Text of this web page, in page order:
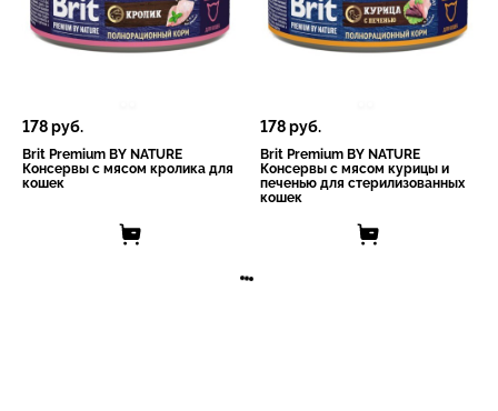
178руб.
Brit Premium BY NATURE
Консервы с мясом кролика для
кошек
178руб.
Brit Premium BY NATURE
Консервы с мясом курицы и
печенью для стерилизованных
кошек